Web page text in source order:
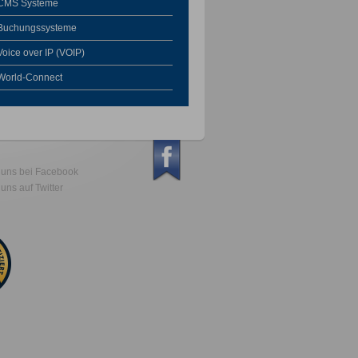
Systeme
over IP (VOIP)
Connect
bei Facebook
auf Twitter